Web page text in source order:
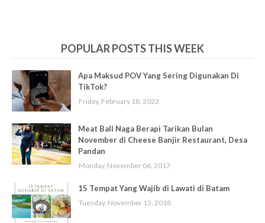
POPULAR POSTS THIS WEEK
Apa Maksud POV Yang Sering Digunakan Di
TikTok?
Friday, February 18, 2022
Meat Ball Naga Berapi Tarikan Bulan
November di Cheese Banjir Restaurant, Desa
Pandan
Monday, November 06, 2017
15 Tempat Yang Wajib di Lawati di Batam
Tuesday, November 13, 2018